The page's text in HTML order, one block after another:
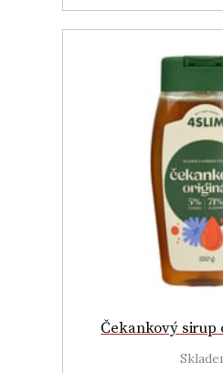
Čekankový sirup